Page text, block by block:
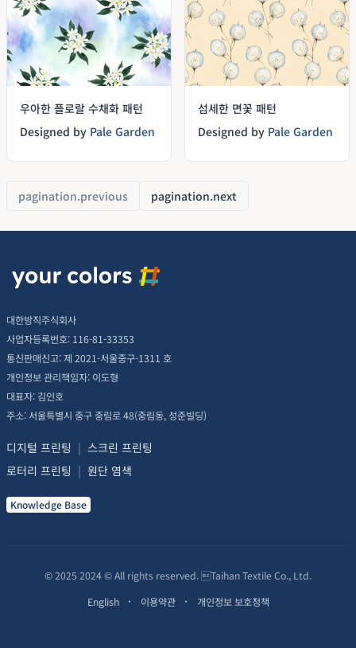
우아한 플로랄 수채화 패턴
Designed by Pale Garden
섬세한 면꽃 패턴
Designed by Pale Garden
pagination.previous pagination.next
대한방직주식회사
사업자등록번호: 116-81-33353
통신판매신고: 제 2021-서울중구-1311 호
개인정보 관리책임자: 이도형
대표자: 김인호
주소: 서울특별시 중구 중림로 48(중림동, 성준빌딩)
디지털 프린팅 | 스크린 프린팅
로터리 프린팅 | 원단 염색
Knowledge Base
© 2025 2024 © All rights reserved. Taihan Textile Co., Ltd.
English
이용약관 개인정보 보호정책